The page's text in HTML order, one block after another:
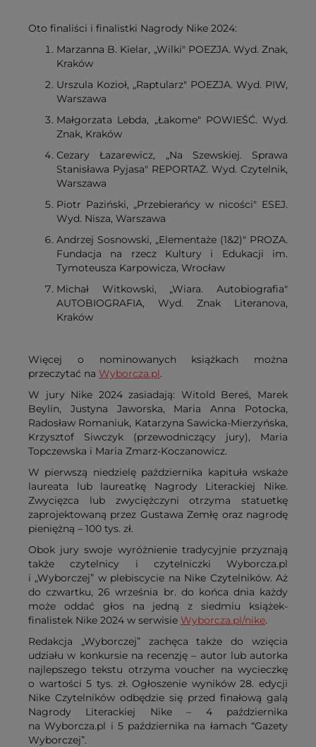
Oto finaliści i finalistki Nagrody Nike 2024:
Marzanna B. Kielar, „Wilki" POEZJA. Wyd. Znak,
Kraków
Urszula Kozioł, „Raptularz" POEZJA. Wyd. PIW,
Warszawa
Małgorzata Lebda, „Łakome" POWIEŚĆ. Wyd.
Znak, Kraków
Cezary Łazarewicz, „Na Szewskiej. Sprawa
Stanisława Pyjasa" REPORTAŻ. Wyd. Czytelnik,
Warszawa
Piotr Paziński, „Przebierańcy w nicości" ESEJ.
Wyd. Nisza, Warszawa
Andrzej Sosnowski, „Elementaże (1&2)" PROZA.
Fundacja na rzecz Kultury i Edukacji im.
Tymoteusza Karpowicza, Wrocław
Michał Witkowski, „Wiara. Autobiografia"
AUTOBIOGRAFIA, Wyd. Znak Literanova,
Kraków
Więcej o nominowanych książkach można
przeczytać na Wyborcza.pl.
W jury Nike 2024 zasiadają: Witold Bereś, Marek
Beylin, Justyna Jaworska, Maria Anna Potocka,
Radosław Romaniuk, Katarzyna Sawicka-Mierzyńska,
Krzysztof Siwczyk (przewodniczący jury), Maria
Topczewska i Maria Zmarz-Koczanowicz.
W pierwszą niedzielę października kapituła wskaże
laureata lub laureatkę Nagrody Literackiej Nike.
Zwycięzca lub zwyciężczyni otrzyma statuetkę
zaprojektowaną przez Gustawa Zemłę oraz nagrodę
pieniężną – 100 tys. zł.
Obok jury swoje wyróżnienie tradycyjnie przyznają
także czytelnicy i czytelniczki Wyborcza.pl
i „Wyborczej” w plebiscycie na Nike Czytelników. Aż
do czwartku, 26 września br. do końca dnia każdy
może oddać głos na jedną z siedmiu książek-
finalistek Nike 2024 w serwisie Wyborcza.pl/nike.
Redakcja „Wyborczej” zachęca także do wzięcia
udziału w konkursie na recenzję – autor lub autorka
najlepszego tekstu otrzyma voucher na wycieczkę
o wartości 5 tys. zł. Ogłoszenie wyników 28. edycji
Nike Czytelników odbędzie się przed finałową galą
Nagrody Literackiej Nike – 4 października
na Wyborcza.pl i 5 października na łamach “Gazety
Wyborczej”.